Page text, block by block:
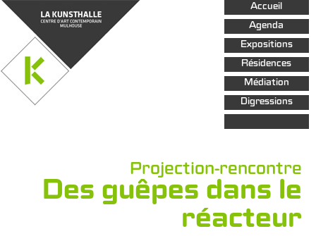
Aller au
contenu
principal
Accueil
Agenda
Expositions
Résidences
Médiation
Digressions
Projection-rencontre
Des guêpes dans le
réacteur